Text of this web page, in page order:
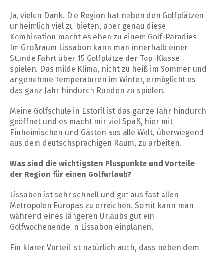
Ja, vielen Dank. Die Region hat neben den Golfplätzen
unheimlich viel zu bieten, aber genau diese
Kombination macht es eben zu einem Golf-Paradies.
Im Großraum Lissabon kann man innerhalb einer
Stunde Fahrt über 15 Golfplätze der Top-Klasse
spielen. Das milde Klima, nicht zu heiß im Sommer und
angenehme Temperaturen im Winter, ermöglicht es
das ganz Jahr hindurch Runden zu spielen.
Meine Golfschule in Estoril ist das ganze Jahr hindurch
geöffnet und es macht mir viel Spaß, hier mit
Einheimischen und Gästen aus alle Welt, überwiegend
aus dem deutschsprachigen Raum, zu arbeiten.
Was sind die wichtigsten Pluspunkte und Vorteile
der Region für einen Golfurlaub?
Lissabon ist sehr schnell und gut aus fast allen
Metropolen Europas zu erreichen. Somit kann man
während eines längeren Urlaubs gut ein
Golfwochenende in Lissabon einplanen.
Ein klarer Vorteil ist natürlich auch, dass neben dem